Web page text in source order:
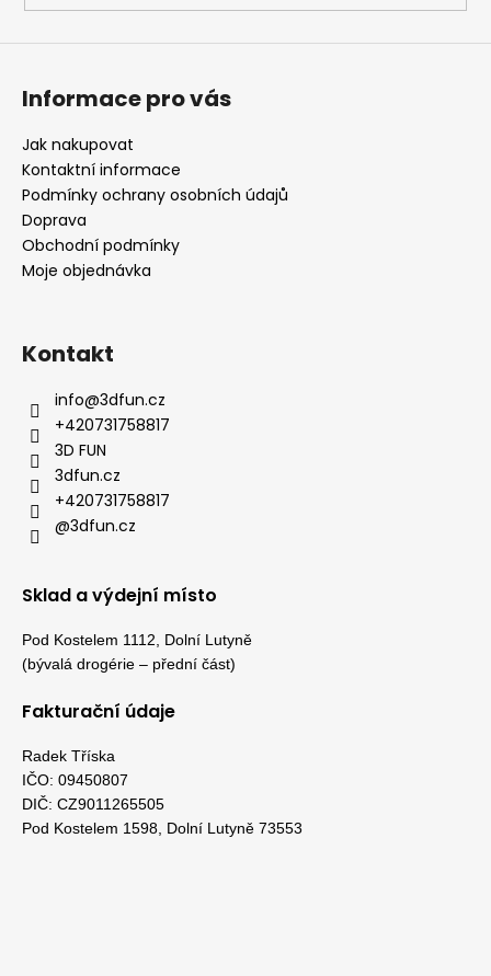
Informace pro vás
Jak nakupovat
Kontaktní informace
Podmínky ochrany osobních údajů
Doprava
Obchodní podmínky
Moje objednávka
Kontakt
info@3dfun.cz
+420731758817
3D FUN
3dfun.cz
+420731758817
@3dfun.cz
Sklad a výdejní místo
Pod Kostelem 1112, Dolní Lutyně
(bývalá drogérie – přední část)
Fakturační údaje
Radek Tříska
IČO: 09450807
DIČ: CZ9011265505
Pod Kostelem 1598, Dolní Lutyně 73553